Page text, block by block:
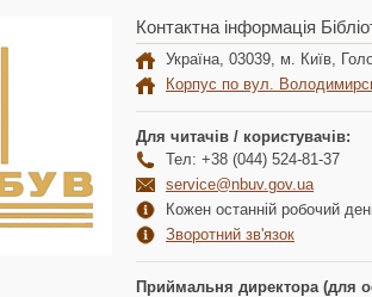
Контактна інформація
Україна, 03039, м. Київ,
Корпус по вул.
Для читачів / користувачів:
Тел: +38 (044) 524-81-37
service@nbuv.gov.ua
Кожен останній робочий
Зворотний зв'язок
Приймальня директора (для